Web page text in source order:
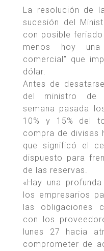
La resolución de
sucesión del
con posible
menos hoy
comercial” que
dólar.
Antes de
del ministro de
semana pasada
10% y 15% del
compra de divisas
que significó el
dispuesto para
de las reservas.
«Hay una
los empresarios
las obligaciones
con los
lunes 27 hacia
comprometer de